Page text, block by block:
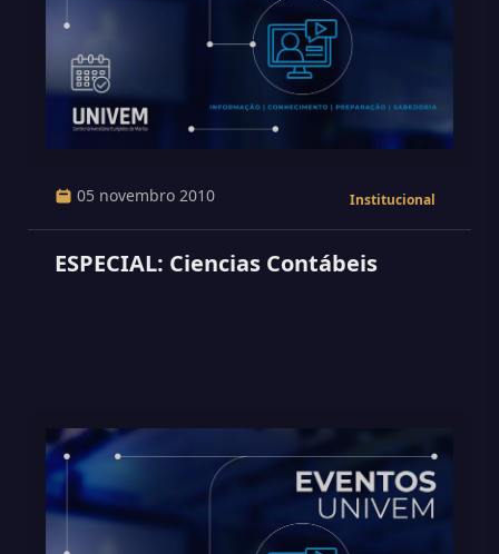
05 novembro 2010 Institucional
ESPECIAL: Ciencias Contábeis